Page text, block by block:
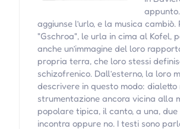
aggiunse l’urlo, e la musica cambiò.
"Gschroa", le urla in cima al Kofel,
anche un’immagine del loro
propria terra, che loro stessi
schizofrenico. Dall’esterno, la loro
descrivere in questo modo: dialetto
strumentazione ancora vicina alla
popolare tipica, il canto, a una, due
incontra oppure no. I testi sono